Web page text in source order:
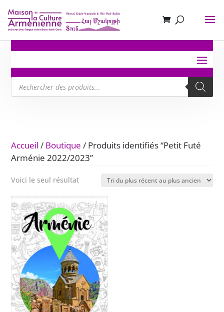
Recherche
de
produits
Accueil / Boutique / Produits identifiés “Petit Futé
Arménie 2022/2023”
Voici le seul résultat